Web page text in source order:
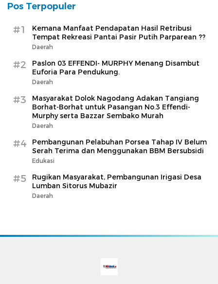
Pos Terpopuler
#1
Kemana Manfaat Pendapatan Hasil Retribusi
Tempat Rekreasi Pantai Pasir Putih Parparean ??
Daerah
#2
Paslon 03 EFFENDI- MURPHY Menang Disambut
Euforia Para Pendukung.
Daerah
#3
Masyarakat Dolok Nagodang Adakan Tangiang
Borhat-Borhat untuk Pasangan No.3 Effendi-
Murphy serta Bazzar Sembako Murah
Daerah
#4
Pembangunan Pelabuhan Porsea Tahap IV Belum
Serah Terima dan Menggunakan BBM Bersubsidi
Edukasi
#5
Rugikan Masyarakat, Pembangunan Irigasi Desa
Lumban Sitorus Mubazir
Daerah